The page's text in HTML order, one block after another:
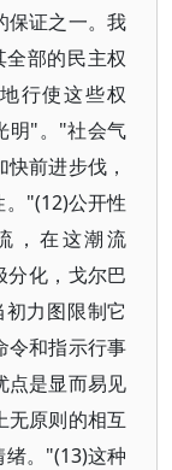
保证之一。我
部的民主权
行使这些权
明"。"社会气
前进步伐，
"(12)公开性
，在这潮流
化，戈尔巴
力图限制它
令和指示行事
点是显而易见
无原则的相互
。"(13)这种